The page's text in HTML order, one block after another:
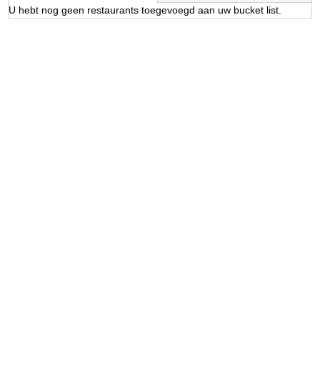
U hebt nog geen restaurants toegevoegd aan uw bucket list.